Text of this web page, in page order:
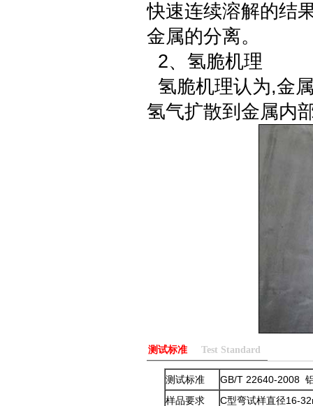
快速连续溶解的结
金属的分离。
2、氢脆机理
氢脆机理认为,金
氢气扩散到金属内
测试标准 Test Standard
测试标准
GB/T 22640-2008
样品要求
C型弯试样直径16-